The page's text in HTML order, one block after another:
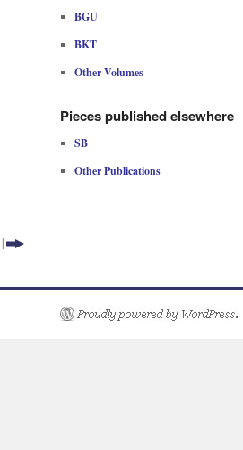
|
BGU
BKT
Other Volumes
Pieces published elsewhere
SB
Other Publications